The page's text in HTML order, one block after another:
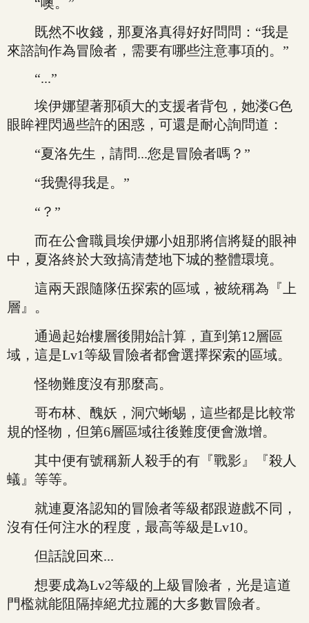
既然不收錢，那夏洛真得好好問問：“我是
來諮詢作為冒險者，需要有哪些注意事項的。”
“...”
埃伊娜望著那碩大的支援者背包，她溇G色
眼眸裡閃過些許的困惑，可還是耐心詢問道：
“夏洛先生，請問...您是冒險者嗎？”
“我覺得我是。”
“？”
而在公會職員埃伊娜小姐那將信將疑的眼神
中，夏洛終於大致搞清楚地下城的整體環境。
這兩天跟隨隊伍探索的區域，被統稱為『上
層』。
通過起始樓層後開始計算，直到第12層區
域，這是Lv1等級冒險者都會選擇探索的區域。
怪物難度沒有那麼高。
哥布林、醜妖，洞穴蜥蜴，這些都是比較常
規的怪物，但第6層區域往後難度便會激增。
其中便有號稱新人殺手的有『戰影』『殺人
蟻』等等。
就連夏洛認知的冒險者等級都跟遊戲不同，
沒有任何注水的程度，最高等級是Lv10。
但話說回來...
想要成為Lv2等級的上級冒險者，光是這道
門檻就能阻隔掉絕尤拉麗的大多數冒險者。